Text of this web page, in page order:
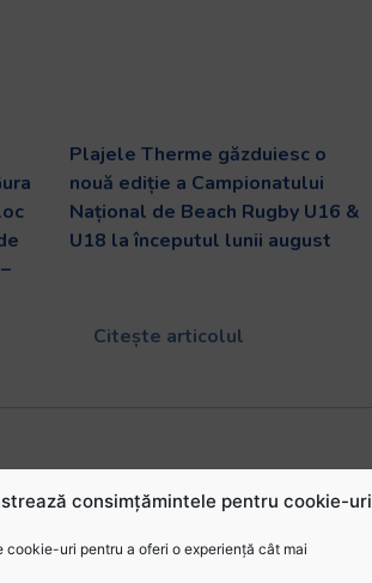
consimțămintele pentru cookie-uri
cookie-uri pentru a oferi o experiență cât mai
Plajele Therme găzduiesc o
nouă ediție a Campionatului
Național de Beach Rugby U16 &
U18 la începutul lunii august
Citește articolul